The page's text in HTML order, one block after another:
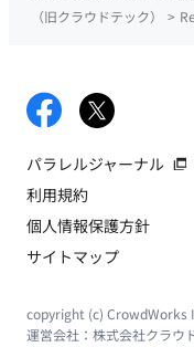
（旧クラウドテック）
>
パラレルジャーナル
利用規約
個人情報保護方針
サイトマップ
copyright (c) CrowdWorks
運営会社： 株式会社クラウ